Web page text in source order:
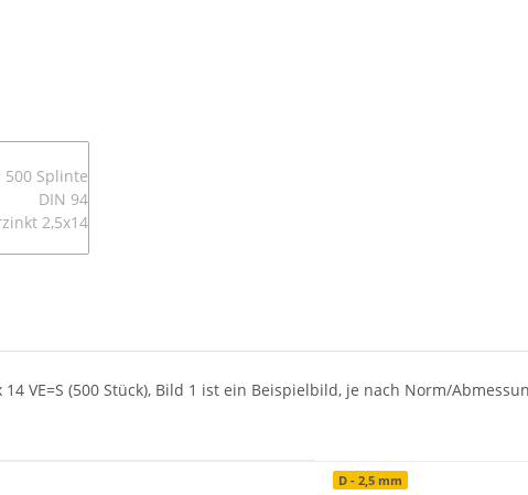
VE=S (500 Stück), Bild 1 ist ein Beispielbild, je nach Norm/
D - 2,5 mm